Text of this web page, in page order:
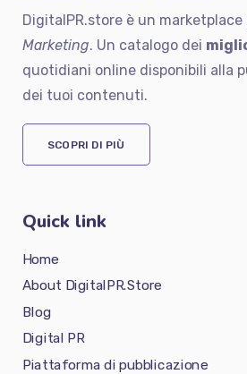
DigitalPR.store è un marketplace
Marketing. Un catalogo dei
quotidiani online disponibili alla
dei tuoi contenuti.
SCOPRI DI PIÙ
Quick link
Home
About DigitalPR.Store
Blog
Digital PR
Piattaforma di pubblicazione